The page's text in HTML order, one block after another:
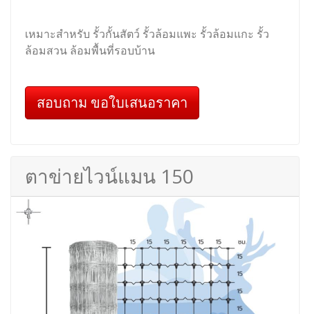
เหมาะสำหรับ รั้วกั้นสัตว์ รั้วล้อมแพะ รั้วล้อมแกะ รั้ว
ล้อมสวน ล้อมพื้นที่รอบบ้าน
สอบถาม ขอใบเสนอราคา
ตาข่ายไวน์แมน 150